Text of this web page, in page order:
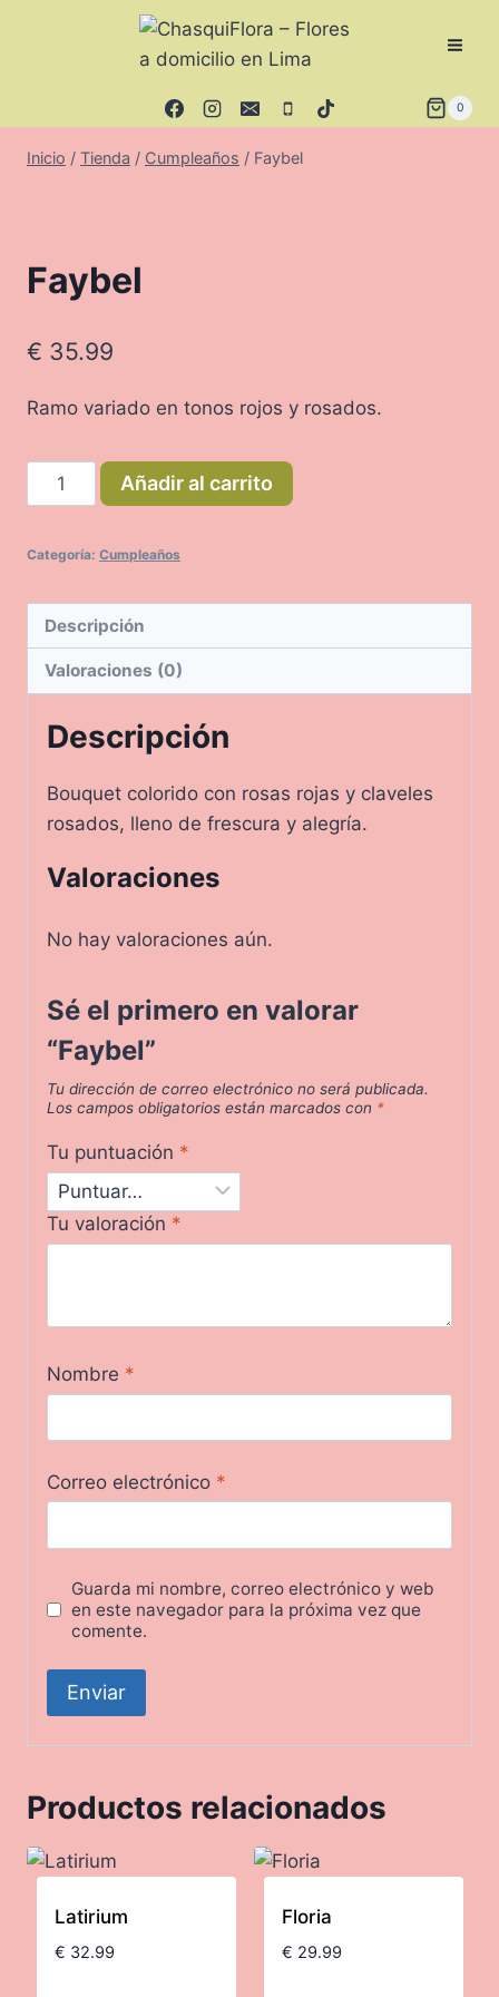
0
Inicio / Tienda / Cumpleaños / Faybel
Faybel
€ 35.99
Ramo variado en tonos rojos y rosados.
Faybel
cantidad
Añadir al carrito
Categoría: Cumpleaños
Descripción
Valoraciones (0)
Descripción
Bouquet colorido con rosas rojas y claveles
rosados, lleno de frescura y alegría.
Valoraciones
No hay valoraciones aún.
Sé el primero en valorar
“Faybel”
Tu dirección de correo electrónico no será publicada.
Los campos obligatorios están marcados con *
Tu puntuación *
Tu valoración *
Nombre *
Correo electrónico *
Guarda mi nombre, correo electrónico y web
en este navegador para la próxima vez que
comente.
Productos relacionados
Latirium
€ 32.99
Floria
€ 29.99